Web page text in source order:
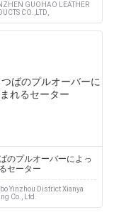
GUOHAO LEATHER
CO.,LTD,
のプルオーバーによっ
セーター
Yinzhou District Xianya
Co., Ltd.